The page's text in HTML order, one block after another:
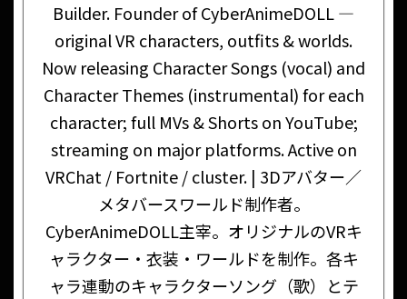
Builder. Founder of CyberAnimeDOLL —
original VR characters, outfits & worlds.
Now releasing Character Songs (vocal) and
Character Themes (instrumental) for each
character; full MVs & Shorts on YouTube;
streaming on major platforms. Active on
VRChat / Fortnite / cluster. | 3Dアバター／
メタバースワールド制作者。
CyberAnimeDOLL主宰。オリジナルのVRキ
ャラクター・衣装・ワールドを制作。各キ
ャラ連動のキャラクターソング（歌）とテ